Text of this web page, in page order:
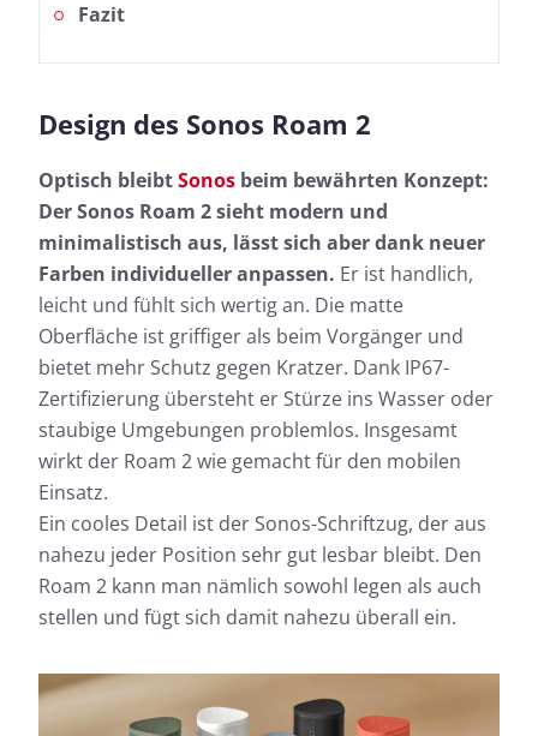
Fazit
Design des Sonos Roam 2
Optisch bleibtSonos beim bewährten Konzept:
Der Sonos Roam 2 sieht modern und
minimalistisch aus, lässt sich aber dank neuer
Farben individueller anpassen. Er ist handlich,
leicht und fühlt sich wertig an. Die matte
Oberfläche ist griffiger als beim Vorgänger und
bietet mehr Schutz gegen Kratzer. Dank IP67-
Zertifizierung übersteht er Stürze ins Wasser oder
staubige Umgebungen problemlos. Insgesamt
wirkt der Roam 2 wie gemacht für den mobilen
Einsatz.
Ein cooles Detail ist der Sonos-Schriftzug, der aus
nahezu jeder Position sehr gut lesbar bleibt. Den
Roam 2 kann man nämlich sowohl legen als auch
stellen und fügt sich damit nahezu überall ein.